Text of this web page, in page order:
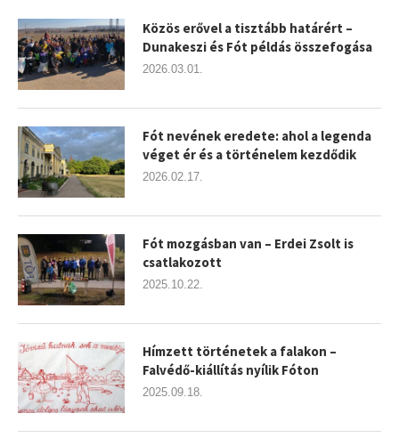
Közös erővel a tisztább határért –
Dunakeszi és Fót példás összefogása
2026.03.01.
Fót nevének eredete: ahol a legenda
véget ér és a történelem kezdődik
2026.02.17.
Fót mozgásban van – Erdei Zsolt is
csatlakozott
2025.10.22.
Hímzett történetek a falakon –
Falvédő-kiállítás nyílik Fóton
2025.09.18.